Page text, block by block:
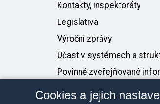
Kontakty, inspektoráty
Legislativa
Výroční zprávy
Účast v systémech a
Povinně zveřejňované
Protikorupční linka
Cookies a jejich